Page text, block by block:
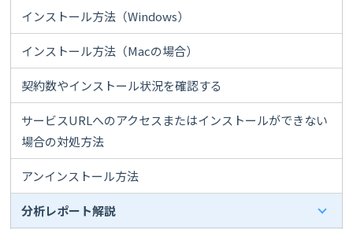
インストール方法（Windows）
インストール方法（Macの場合）
契約数やインストール状況を確認する
サービスURLへのアクセスまたはインストールができない
場合の対処方法
アンインストール方法
分析レポート解説